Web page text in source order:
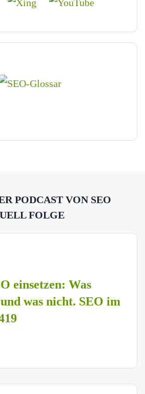
PODCAST VON SEO
FOLGE
einsetzen: Was
was nicht. SEO im